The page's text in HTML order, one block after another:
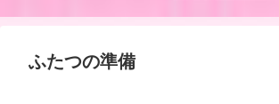
ふたつの準備